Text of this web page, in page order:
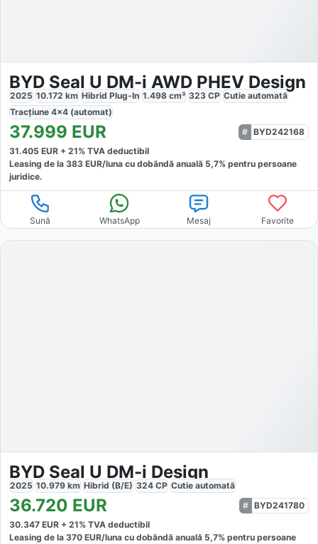
BYD Seal U DM-i AWD PHEV Design
2025 10.172 km Hibrid Plug-In 1.498 cm³ 323 CP Cutie automată
Tracțiune 4x4 (automat)
37.999 EUR
BYD242168
31.405 EUR + 21% TVA deductibil
Leasing de la 383 EUR/luna cu dobăndă anuală 5,7% pentru persoane
juridice.
Sună WhatsApp Mesaj Favorite
BYD Seal U DM-i Design
2025 10.979 km Hibrid (B/E) 324 CP Cutie automată
36.720 EUR
BYD241780
30.347 EUR + 21% TVA deductibil
Leasing de la 370 EUR/luna cu dobăndă anuală 5,7% pentru persoane